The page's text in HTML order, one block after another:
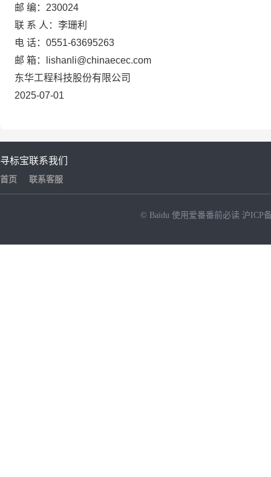
邮 编：230024
联 系 人：李珊利
电 话：0551-63695263
邮 箱：lishanli@chinaecec.com
东华工程科技股份有限公司
2025-07-01
寻标宝
首页
联系我们
联系客服
© Baidu 使用爱番番前必读 沪ICP